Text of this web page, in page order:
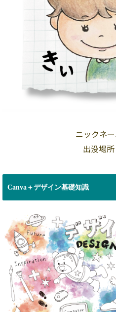
ニックネ
出没場所
Canva＋デザイン基礎知識